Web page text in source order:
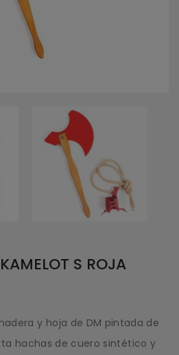
S ROJA
y hoja de DM pintada de
hachas de cuero sintético y